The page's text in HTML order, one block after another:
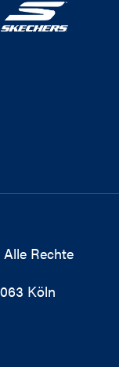
Rechte
Köln